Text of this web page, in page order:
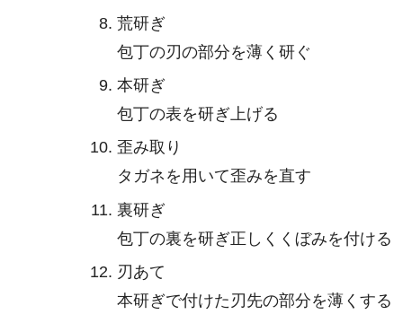
荒研ぎ
包丁の刃の部分を薄く研ぐ
本研ぎ
包丁の表を研ぎ上げる
歪み取り
タガネを用いて歪みを直す
裏研ぎ
包丁の裏を研ぎ正しくくぼみを付ける
刃あて
本研ぎで付けた刃先の部分を薄くする